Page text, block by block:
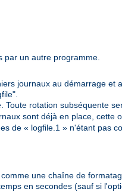
par un autre programme.
journaux au démarrage et
Toute rotation subséquente
sont déjà en place, cette
de « logfile.1 » n'étant pas
une chaîne de
en secondes (sauf si